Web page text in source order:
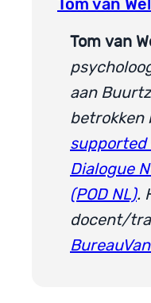
Tom van Wel
Tom van
aan
betrokken
supported
Dialogue
(POD NL).
docent/